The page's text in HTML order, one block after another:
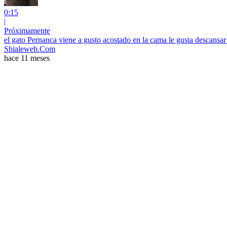
0:15
|
Próximamente
el gato Pernanca viene a gusto acostado en la cama le gusta
Shialeweb.Com
hace 11 meses